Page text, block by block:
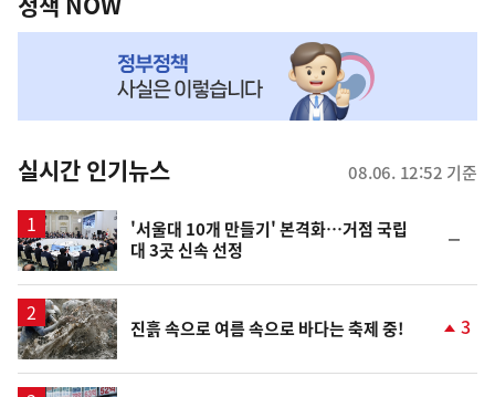
NOW,
뉴
스
실시간 인기뉴스 08.06. 12:52 기준
'서울대 10개 만들기' 본격화…거점 국립
대 3곳 신속 선정
일
진흙 속으로 여름 속으로 바다는 축제 중!
상
3